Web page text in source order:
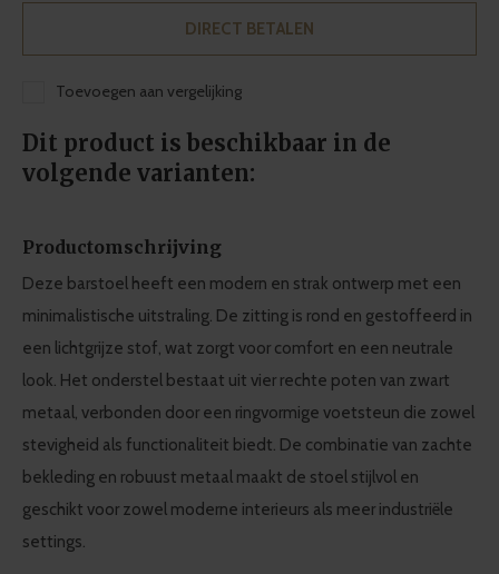
DIRECT BETALEN
Toevoegen aan vergelijking
Dit product is beschikbaar in de
volgende varianten:
Productomschrijving
Deze barstoel heeft een modern en strak ontwerp met een
minimalistische uitstraling. De zitting is rond en gestoffeerd in
een lichtgrijze stof, wat zorgt voor comfort en een neutrale
look. Het onderstel bestaat uit vier rechte poten van zwart
metaal, verbonden door een ringvormige voetsteun die zowel
stevigheid als functionaliteit biedt. De combinatie van zachte
bekleding en robuust metaal maakt de stoel stijlvol en
geschikt voor zowel moderne interieurs als meer industriële
settings.